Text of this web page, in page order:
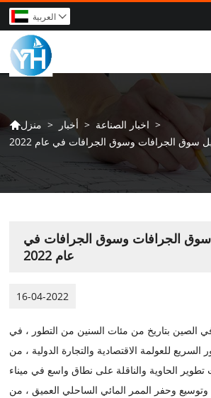
العربية 
منزل > أخبار > اخبار الصناعة >
سوق الجرافات وسوق الجرافات في عام 2022
سوق الجرافات وسوق الجرافات في
عام 2022
16-04-2022
الصين بتاريخ من مئات السنين من التطور ، في
السريع للعولمة الاقتصادية والتجارة الدولية ، من
الحاوية والناقلة على نطاق واسع في ميناء
وتوسيع وحفر الممر المائي الساحلي العميق ، من